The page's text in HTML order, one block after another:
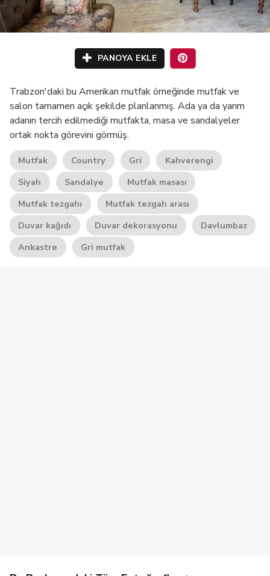
PANOYA EKLE
Trabzon'daki bu Amerikan mutfak örneğinde mutfak ve
salon tamamen açık şekilde planlanmış. Ada ya da yarım
adanın tercih edilmediği mutfakta, masa ve sandalyeler
ortak nokta görevini görmüş.
Mutfak Country Gri
Kahverengi
Siyah
Sandalye
Mutfak masası
Mutfak tezgahı
Mutfak tezgah arası
Duvar kağıdı
Duvar dekorasyonu
Davlumbaz
Ankastre
Gri mutfak